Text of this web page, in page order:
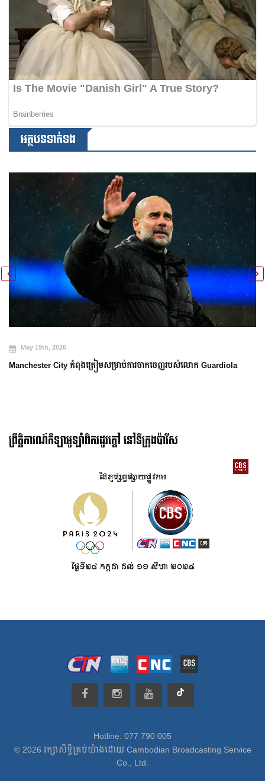
អត្ថបទទាក់ទង
May 19th, 2026
Manchester City កំពុងត្រៀមសម្រាប់ការចាកចេញរបស់លោក Guardiola
ព្រឹត្តិការណ៍កីឡាអូឡាំពិករដូវក្ដៅ នៅទីក្រុងប៉ារីស
Hotline: 077 790 005
© 2026 រក្សាសិទ្ធិគ្រប់យ៉ាងដោយ Cambodian Broadcasting Service
Co., Ltd.